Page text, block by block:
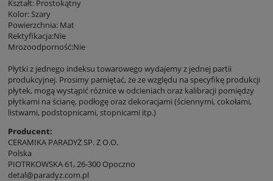
Kształt: Prostokątny
Kolor: Szary
Powierzchnia: Mat
Rektyfikacja:Nie
Mrozoodporność:Nie
Płytki z jednego indeksu towarowego wydajemy z jednej partii
produkcyjnej. Prosimy pamiętać, że ze względu na specyfikę produkcji
płytek, mogą wystąpić różnice w odcieniach oraz kalibracji pomiędzy
płytkami na ścianę, podłogę oraz dekoracjami (ściennymi, cokołami,
listwami, podstopnicami, stopnicami itp.)
Producent:
CERAMIKA PARADYŻ SP. Z O.O.
Polska
PIOTRKOWSKA 61, 26-300 Opoczno
detal@paradyz.com.pl